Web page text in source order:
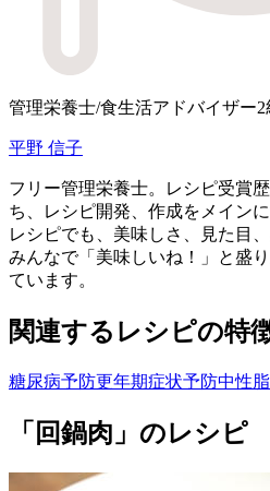
管理栄養士/食生活アドバイザー
平野 信子
フリー管理栄養士。レシピ受賞
ち、レシピ開発、作成をメイン
レシピでも、美味しさ、見た目
みんなで「美味しいね！」と盛
ています。
関連するレシピの特
糖尿病予防更年期症状予防中性
「回鍋肉」のレシピ